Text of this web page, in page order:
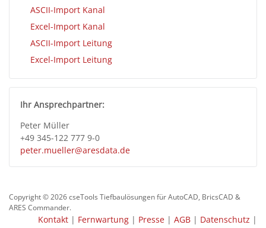
ASCII-Import Kanal
Excel-Import Kanal
ASCII-Import Leitung
Excel-Import Leitung
Ihr Ansprechpartner:
Peter Müller
+49 345-122 777 9-0
peter.mueller@aresdata.de
Copyright © 2026 cseTools Tiefbaulösungen für AutoCAD, BricsCAD &
ARES Commander.
Kontakt | Fernwartung | Presse | AGB | Datenschutz |